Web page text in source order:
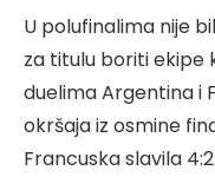
U polufinalima nije
za titulu boriti ekipe
duelima Argentina i
okršaja iz osmine
Francuska slavila